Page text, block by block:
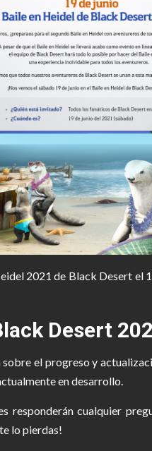
2021 de Black Desert
Desert
el progreso y
en desarrollo.
responderán cualquier
lo pierdas!